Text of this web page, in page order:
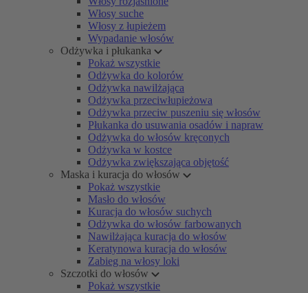
Włosy suche
Włosy z łupieżem
Wypadanie włosów
Odżywka i płukanka
Pokaż wszystkie
Odżywka do kolorów
Odżywka nawilżająca
Odżywka przeciwłupieżowa
Odżywka przeciw puszeniu się włosów
Płukanka do usuwania osadów i napraw
Odżywka do włosów kręconych
Odżywka w kostce
Odżywka zwiększająca objętość
Maska i kuracja do włosów
Pokaż wszystkie
Masło do włosów
Kuracja do włosów suchych
Odżywka do włosów farbowanych
Nawilżająca kuracja do włosów
Keratynowa kuracja do włosów
Zabieg na włosy loki
Szczotki do włosów
Pokaż wszystkie